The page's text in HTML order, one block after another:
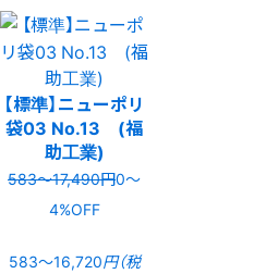
【標準】ニューポリ
袋03 No.13 (福
助工業)
583〜17,490円0〜
4%OFF
583〜16,720円（税